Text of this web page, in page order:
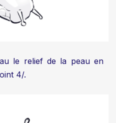
le relief de la peau en
4/.